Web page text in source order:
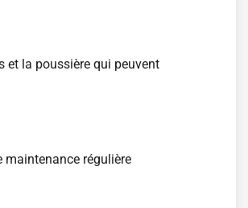
et la poussière qui peuvent
maintenance régulière